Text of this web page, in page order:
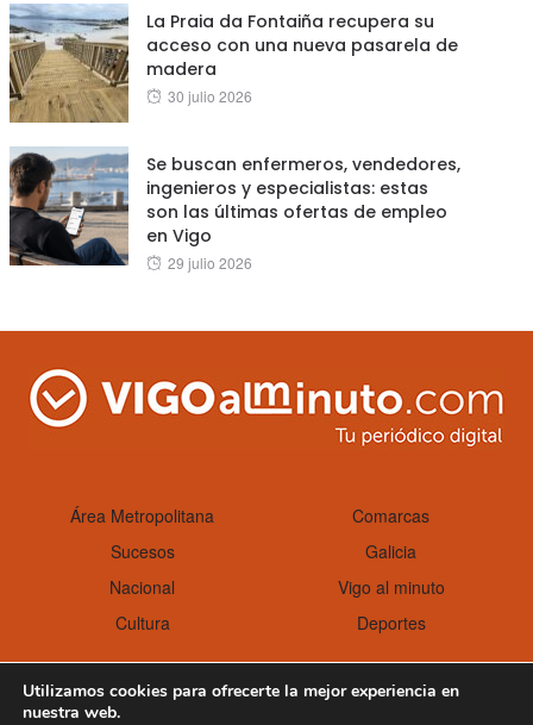
La Praia da Fontaiña recupera su
acceso con una nueva pasarela de
madera
Posted
30 julio 2026
Se buscan enfermeros, vendedores,
ingenieros y especialistas: estas
son las últimas ofertas de empleo
en Vigo
Posted
29 julio 2026
Área Metropolitana
Comarcas
Sucesos
Galicia
Nacional
Vigo al minuto
Cultura
Deportes
Utilizamos cookies para ofrecerte la mejor experiencia en
nuestra web.